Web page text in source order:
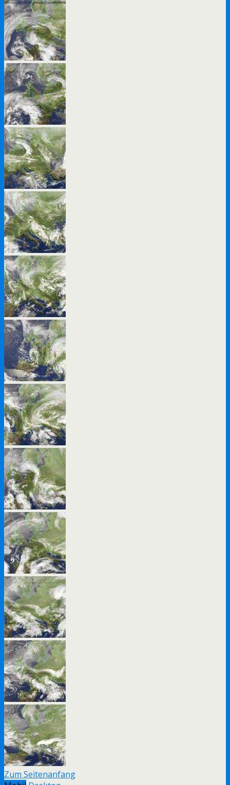
Zum Seitenanfang